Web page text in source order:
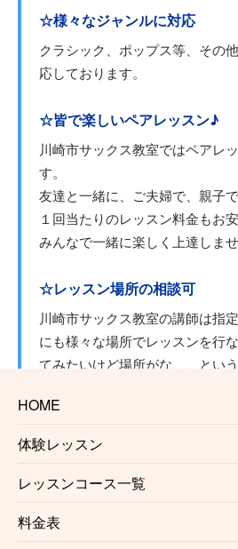
HOME
体験レッスン
レッスンコース一覧
料金表
☆様々なジャンルに対応
クラシック、ポップス等、その
応しております。
☆皆で楽しいペアレッスン♪
川崎市サックス教室ではペアレ
す。
友達と一緒に、ご夫婦で、親子で
１回当たりのレッスン料金もお安
みんなで一緒に楽しく上達しま
☆レッスン場所の相談可
川崎市サックス教室の講師は指
にも様々な場所でレッスンを行
てみたいけど場所がな、、とい
ンする事が可能でございます。ま
※場所によりお断りさせていただ
また出張レッスンには対応して
ので予めご了承ください。